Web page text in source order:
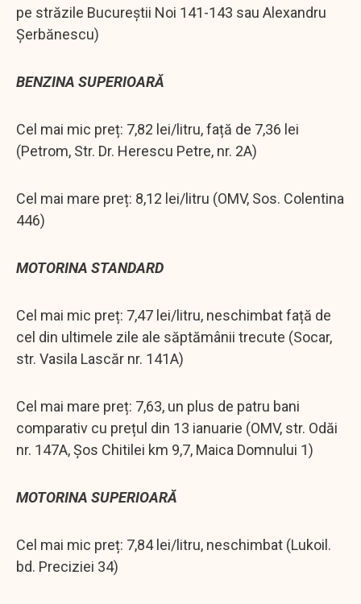
pe străzile Bucureștii Noi 141-143 sau Alexandru
Șerbănescu)
BENZINA SUPERIOARĂ
Cel mai mic preț: 7,82 lei/litru, față de 7,36 lei
(Petrom, Str. Dr. Herescu Petre, nr. 2A)
Cel mai mare preț: 8,12 lei/litru (OMV, Sos. Colentina
446)
MOTORINA STANDARD
Cel mai mic preț: 7,47 lei/litru, neschimbat față de
cel din ultimele zile ale săptămânii trecute (Socar,
str. Vasila Lascăr nr. 141A)
Cel mai mare preț: 7,63, un plus de patru bani
comparativ cu prețul din 13 ianuarie (OMV, str. Odăi
nr. 147A, Șos Chitilei km 9,7, Maica Domnului 1)
MOTORINA SUPERIOARĂ
Cel mai mic preț: 7,84 lei/litru, neschimbat (Lukoil.
bd. Preciziei 34)